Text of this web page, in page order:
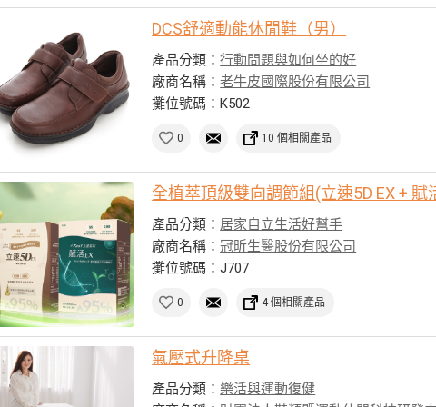
DCS舒適動能休閒鞋（男）
產品分類：行動問題與如何坐的好
廠商名稱：老牛皮國際股份有限公司
攤位號碼：K502
0 10 個相關產品
全植萃頂級雙向調節組(立速5D EX + 賦
產品分類： 居家自立生活好幫手
廠商名稱：冠昕生醫股份有限公司
攤位號碼：J707
0 4 個相關產品
氣壓式升降桌
產品分類：樂活與運動復健